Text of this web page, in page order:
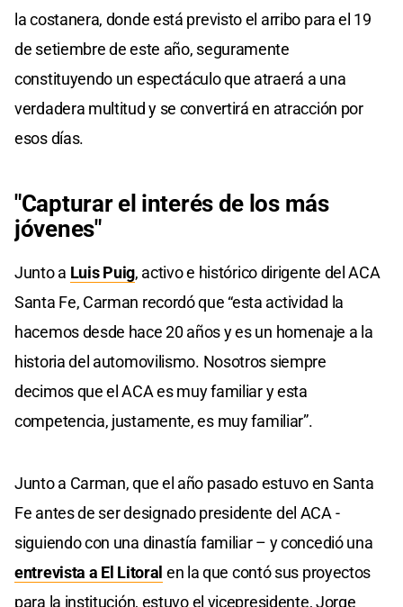
la costanera, donde está previsto el arribo para el 19
de setiembre de este año, seguramente
constituyendo un espectáculo que atraerá a una
verdadera multitud y se convertirá en atracción por
esos días.
"Capturar el interés de los más
jóvenes"
Junto a Luis Puig, activo e histórico dirigente del ACA
Santa Fe, Carman recordó que “esta actividad la
hacemos desde hace 20 años y es un homenaje a la
historia del automovilismo. Nosotros siempre
decimos que el ACA es muy familiar y esta
competencia, justamente, es muy familiar”.
Junto a Carman, que el año pasado estuvo en Santa
Fe antes de ser designado presidente del ACA -
siguiendo con una dinastía familiar – y concedió una
entrevista a El Litoral en la que contó sus proyectos
para la institución, estuvo el vicepresidente, Jorge